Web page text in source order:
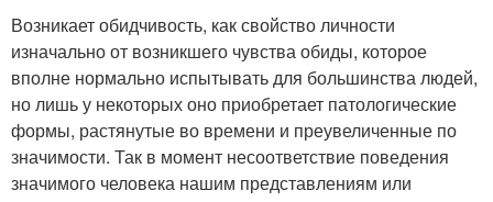
Возникает обидчивость, как свойство личности
изначально от возникшего чувства обиды, которое
вполне нормально испытывать для большинства людей,
но лишь у некоторых оно приобретает патологические
формы, растянутые во времени и преувеличенные по
значимости. Так в момент несоответствие поведения
значимого человека нашим представлениям или